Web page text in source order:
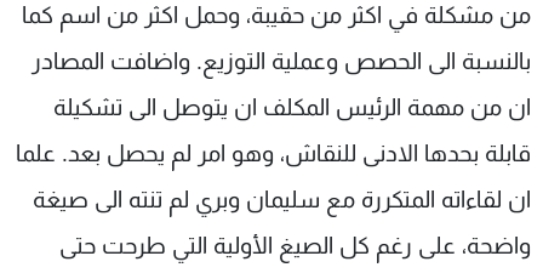
من مشكلة في اكثر من حقيبة، وحمل اكثر من اسم كما
بالنسبة الى الحصص وعملية التوزيع. واضافت المصادر
ان من مهمة الرئيس المكلف ان يتوصل الى تشكيلة
قابلة بحدها الادنى للنقاش، وهو امر لم يحصل بعد. علما
ان لقاءاته المتكررة مع سليمان وبري لم تنته الى صيغة
واضحة، على رغم كل الصيغ الأولية التي طرحت حتى
البرامج
جدول البرامج
شاهد البرامج
عن MTV
الإنـتـاج
لاعلاناتكم
وظائف
تواصل معنا
شروط الإسـتخدام